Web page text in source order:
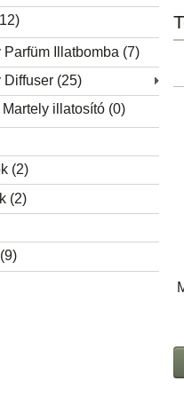
Parfüm Illatbomba (7)
Diffuser (25)
illatosító (0)
(2)
(2)